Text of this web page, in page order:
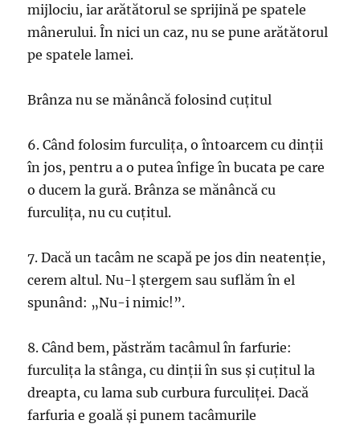
mijlociu, iar arătătorul se sprijină pe spatele
mânerului. În nici un caz, nu se pune arătătorul
pe spatele lamei.
Brânza nu se mănâncă folosind cuţitul
6. Când folosim furculiţa, o întoarcem cu dinţii
în jos, pentru a o putea înfige în bucata pe care
o ducem la gură. Brânza se mănâncă cu
furculiţa, nu cu cuţitul.
7. Dacă un tacâm ne scapă pe jos din neatenţie,
cerem altul. Nu-l ştergem sau suflăm în el
spunând: „Nu-i nimic!”.
8. Când bem, păstrăm tacâmul în farfurie:
furculiţa la stânga, cu dinţii în sus şi cuţitul la
dreapta, cu lama sub curbura furculiţei. Dacă
farfuria e goală şi punem tacâmurile